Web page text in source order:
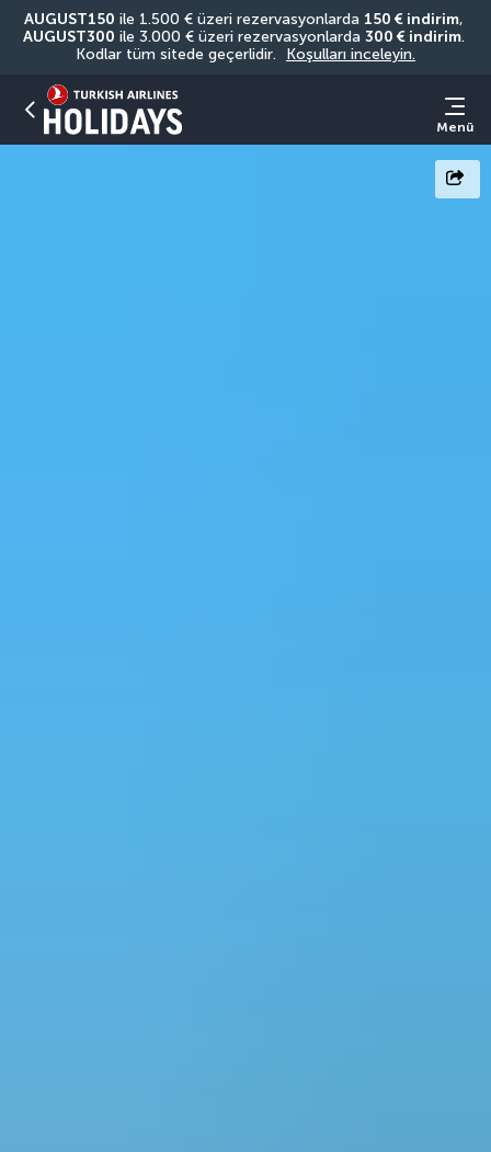
AUGUST150 ile 1.500 € üzeri rezervasyonlarda 150 € indirim
AUGUST300 ile 3.000 € üzeri rezervasyonlarda 300 € indirim.
Kodlar tüm sitede geçerlidir.
Koşulları inceleyin.
Menü